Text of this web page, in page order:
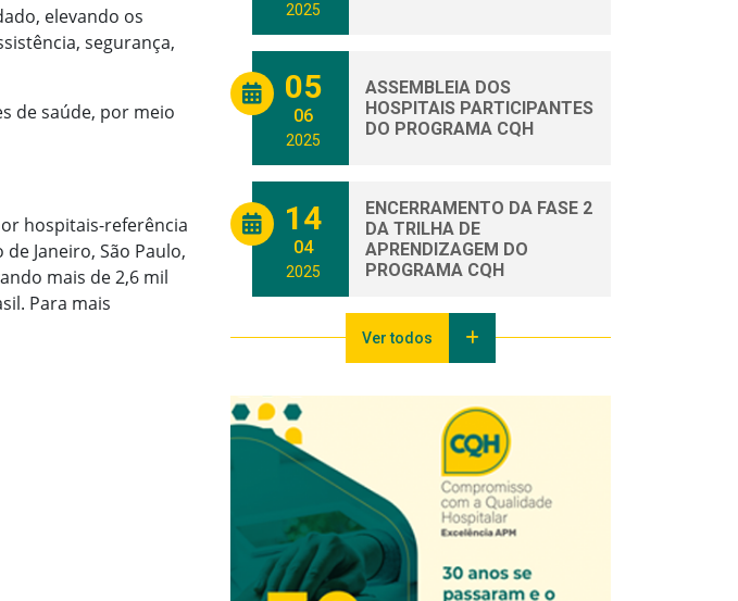
elevando os
segurança,
de saúde, por meio
hospitais-referência
Janeiro, São Paulo,
mais de 2,6 mil
Para mais
2025
05
06
2025
ASSEMBLEIA DOS
HOSPITAIS PARTICIPANTES
DO PROGRAMA CQH
14
04
2025
ENCERRAMENTO DA FASE 2
DA TRILHA DE
APRENDIZAGEM DO
PROGRAMA CQH
Ver todos